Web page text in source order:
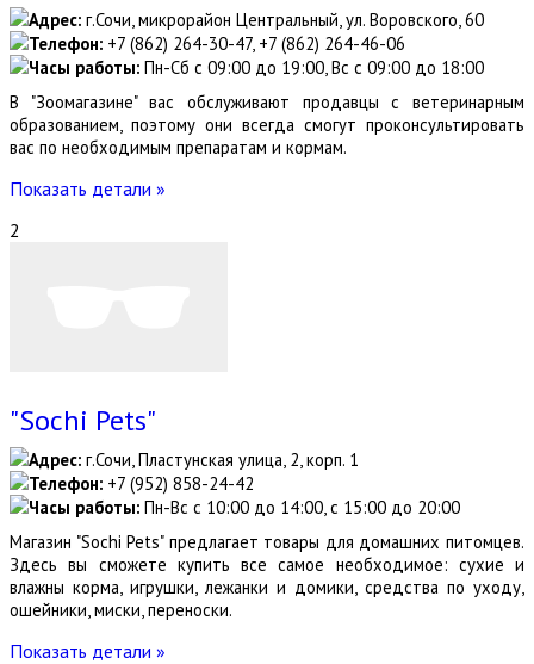
Адрес: г.Сочи, микрорайон Центральный, ул. Воровского, 60
Телефон: +7 (862) 264-30-47, +7 (862) 264-46-06
Часы работы: Пн-Сб с 09:00 до 19:00, Вс с 09:00 до 18:00
В "Зоомагазине" вас обслуживают продавцы с ветеринарным
образованием, поэтому они всегда смогут проконсультировать
вас по необходимым препаратам и кормам.
Показать детали »
2
"Sochi Pets"
Адрес: г.Сочи, Пластунская улица, 2, корп. 1
Телефон: +7 (952) 858-24-42
Часы работы: Пн-Вс с 10:00 до 14:00, с 15:00 до 20:00
Магазин "Sochi Pets" предлагает товары для домашних питомцев.
Здесь вы сможете купить все самое необходимое: сухие и
влажны корма, игрушки, лежанки и домики, средства по уходу,
ошейники, миски, переноски.
Показать детали »